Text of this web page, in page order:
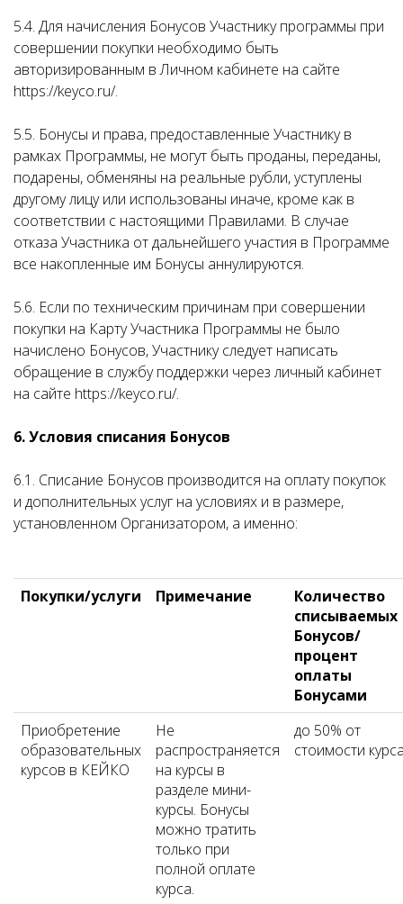
5.4. Для начисления Бонусов Участнику программы при
совершении покупки необходимо быть
авторизированным в Личном кабинете на сайте
https://keyco.ru/.
5.5. Бонусы и права, предоставленные Участнику в
рамках Программы, не могут быть проданы, переданы,
подарены, обменяны на реальные рубли, уступлены
другому лицу или использованы иначе, кроме как в
соответствии с настоящими Правилами. В случае
отказа Участника от дальнейшего участия в Программе
все накопленные им Бонусы аннулируются.
5.6. Если по техническим причинам при совершении
покупки на Карту Участника Программы не было
начислено Бонусов, Участнику следует написать
обращение в службу поддержки через личный кабинет
на сайте https://keyco.ru/.
6. Условия списания Бонусов
6.1. Списание Бонусов производится на оплату покупок
и дополнительных услуг на условиях и в размере,
установленном Организатором, а именно:
Покупки/услуги Примечание
Количество
списываемых
Бонусов/
процент
оплаты
Бонусами
Приобретение
образовательных
курсов в КЕЙКО
Не
распространяется
на курсы в
разделе мини-
курсы. Бонусы
можно тратить
только при
полной оплате
курса.
до 50% от
стоимости